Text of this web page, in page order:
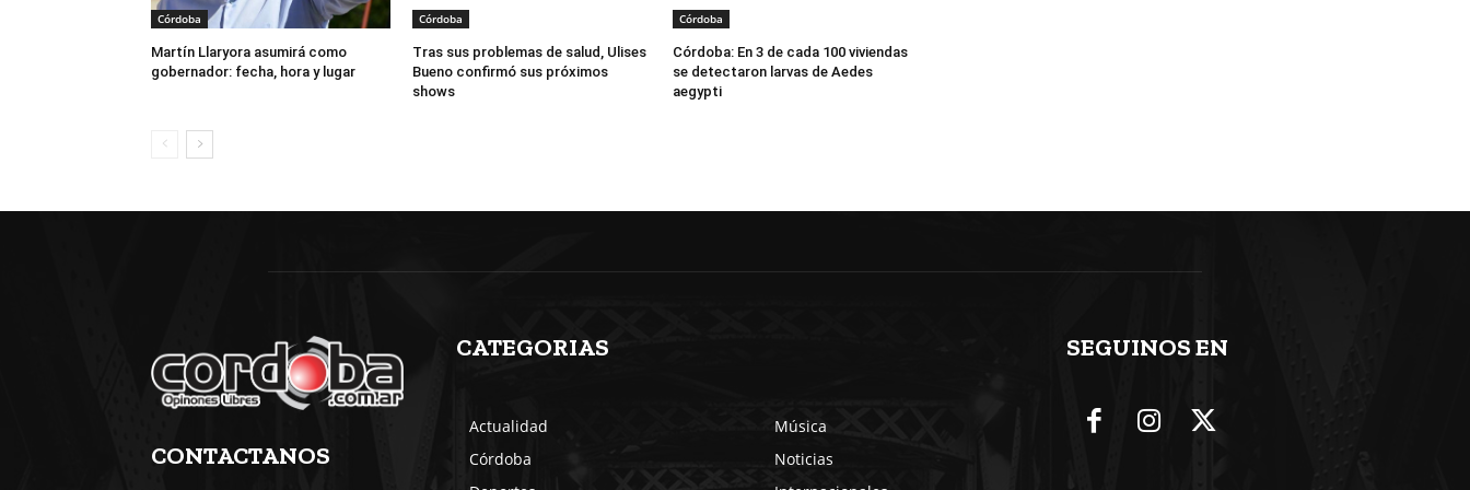
Córdoba
Martín Llaryora asumirá como
gobernador: fecha, hora y lugar
Córdoba
Tras sus problemas de salud, Ulises
Bueno confirmó sus próximos
shows
Córdoba
Córdoba: En 3 de cada 100 viviendas
se detectaron larvas de Aedes
aegypti
CONTACTANOS
CATEGORIAS
Actualidad
Córdoba
Música
Noticias
SEGUINOS EN